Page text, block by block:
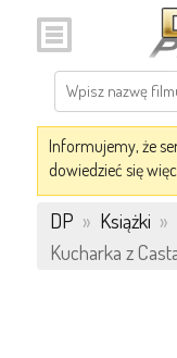
Informujemy, że
dowiedzieć się
DP » Książki »
Kucharka z